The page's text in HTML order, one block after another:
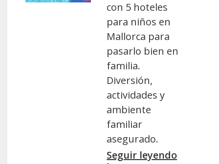
con 5 hoteles
para niños en
Mallorca para
pasarlo bien en
familia.
Diversión,
actividades y
ambiente
familiar
asegurado.
Seguir leyendo